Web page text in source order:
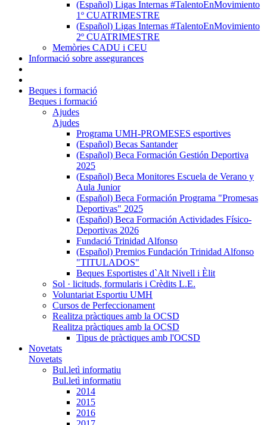
(Español) Ligas Internas #TalentoEnMovimiento
1º CUATRIMESTRE
(Español) Ligas Internas #TalentoEnMovimiento
2º CUATRIMESTRE
Memòries CADU i CEU
Informació sobre assegurances
Beques i formació
Beques i formació
Ajudes
Ajudes
Programa UMH-PROMESES esportives
(Español) Becas Santander
(Español) Beca Formación Gestión Deportiva
2025
(Español) Beca Monitores Escuela de Verano y
Aula Junior
(Español) Beca Formación Programa "Promesas
Deportivas" 2025
(Español) Beca Formación Actividades Físico-
Deportivas 2026
Fundació Trinidad Alfonso
(Español) Premios Fundación Trinidad Alfonso
"TITULADOS"
Beques Esportistes d`Alt Nivell i Èlit
Sol · licituds, formularis i Crèdits L.E.
Voluntariat Esportiu UMH
Cursos de Perfeccionament
Realitza pràctiques amb la OCSD
Realitza pràctiques amb la OCSD
Tipus de pràctiques amb l'OCSD
Novetats
Novetats
Bul.letì informatiu
Bul.letì informatiu
2014
2015
2016